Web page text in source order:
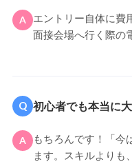
A
エントリー自体に費
面接会場へ行く際の
Q 初心者でも本当に
A
もちろんです！「今
ます。スキルよりも